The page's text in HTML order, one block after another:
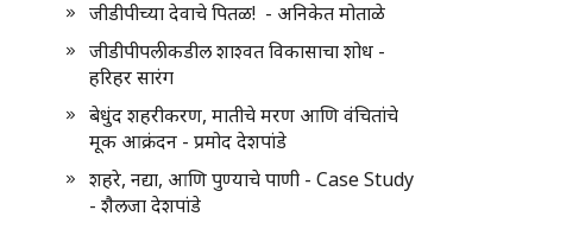
जीडीपीच्या देवाचे पितळ! - अनिकेत मोताळे
जीडीपीपलीकडील शाश्वत विकासाचा शोध -
हरिहर सारंग
बेधुंद शहरीकरण, मातीचे मरण आणि वंचितांचे
मूक आक्रंदन - प्रमोद देशपांडे
शहरे, नद्या, आणि पुण्याचे पाणी - Case Study
- शैलजा देशपांडे